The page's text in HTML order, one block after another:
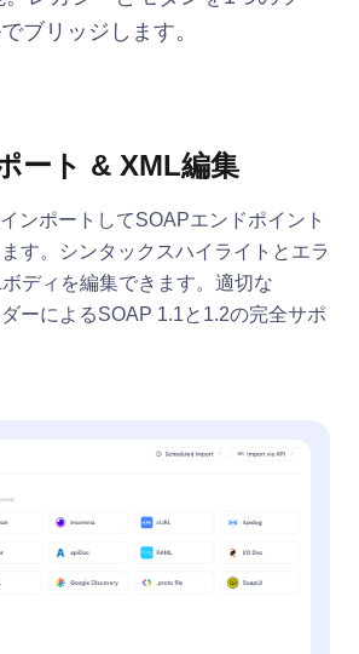
ブリッジします。
ート & XML編集
ンポートしてSOAPエンドポイント
す。シンタックスハイライトとエラ
ディを編集できます。適切な
ーによるSOAP 1.1と1.2の完全サポ